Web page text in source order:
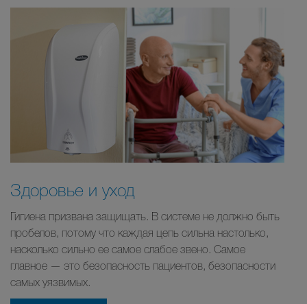
Здоровье и уход
Гигиена призвана защищать. В системе не должно быть
пробелов, потому что каждая цепь сильна настолько,
насколько сильно ее самое слабое звено. Самое
главное — это безопасность пациентов, безопасности
самых уязвимых.